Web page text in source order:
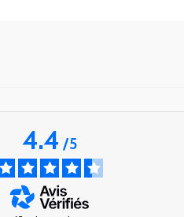
4.4/5